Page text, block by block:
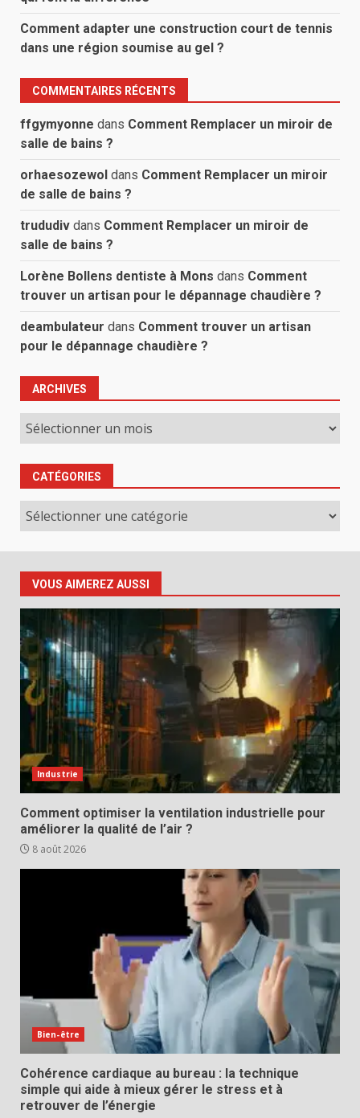
Comment adapter une construction court de tennis
dans une région soumise au gel ?
COMMENTAIRES RÉCENTS
ffgymyonne dans Comment Remplacer un miroir de
salle de bains ?
orhaesozewol dans Comment Remplacer un miroir
de salle de bains ?
trududiv dans Comment Remplacer un miroir de
salle de bains ?
Lorène Bollens dentiste à Mons dans Comment
trouver un artisan pour le dépannage chaudière ?
deambulateur dans Comment trouver un artisan
pour le dépannage chaudière ?
ARCHIVES
Archives
CATÉGORIES
Catégories
VOUS AIMEREZ AUSSI
Industrie
Comment optimiser la ventilation industrielle pour
améliorer la qualité de l’air ?
8 août 2026
Bien-être
Cohérence cardiaque au bureau : la technique
simple qui aide à mieux gérer le stress et à
retrouver de l’énergie